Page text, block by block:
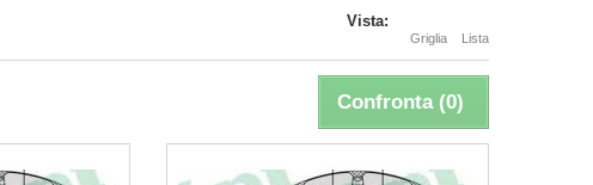
Vista:
Griglia Lista
Confronta (0)